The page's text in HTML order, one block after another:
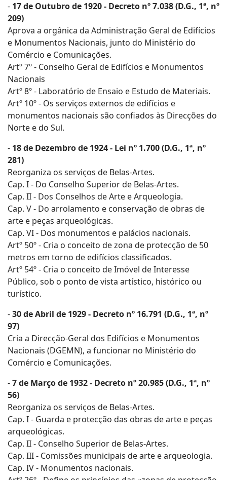
- 17 de Outubro de 1920 - Decreto nº 7.038 (D.G., 1ª, nº
209)
Aprova a orgânica da Administração Geral de Edifícios
e Monumentos Nacionais, junto do Ministério do
Comércio e Comunicações.
Artº 7º - Conselho Geral de Edifícios e Monumentos
Nacionais
Artº 8º - Laboratório de Ensaio e Estudo de Materiais.
Artº 10º - Os serviços externos de edifícios e
monumentos nacionais são confiados às Direcções do
Norte e do Sul.
- 18 de Dezembro de 1924 - Lei nº 1.700 (D.G., 1ª, nº
281)
Reorganiza os serviços de Belas-Artes.
Cap. I - Do Conselho Superior de Belas-Artes.
Cap. II - Dos Conselhos de Arte e Arqueologia.
Cap. V - Do arrolamento e conservação de obras de
arte e peças arqueológicas.
Cap. VI - Dos monumentos e palácios nacionais.
Artº 50º - Cria o conceito de zona de protecção de 50
metros em torno de edifícios classificados.
Artº 54º - Cria o conceito de Imóvel de Interesse
Público, sob o ponto de vista artístico, histórico ou
turístico.
-30 de Abril de 1929 - Decreto nº 16.791 (D.G., 1ª, nº
97)
Cria a Direcção-Geral dos Edifícios e Monumentos
Nacionais (DGEMN), a funcionar no Ministério do
Comércio e Comunicações.
-7 de Março de 1932 - Decreto nº 20.985 (D.G., 1ª, nº
56)
Reorganiza os serviços de Belas-Artes.
Cap. I - Guarda e protecção das obras de arte e peças
arqueológicas.
Cap. II - Conselho Superior de Belas-Artes.
Cap. III - Comissões municipais de arte e arqueologia.
Cap. IV - Monumentos nacionais.